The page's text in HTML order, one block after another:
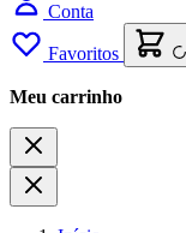
Conta
Favoritos
Meu carrinho